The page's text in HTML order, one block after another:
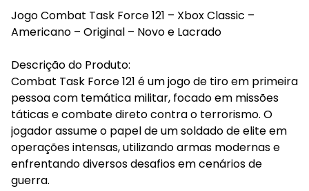
Jogo Combat Task Force 121 – Xbox Classic –
Americano – Original – Novo e Lacrado
Descrição do Produto:
Combat Task Force 121 é um jogo de tiro em primeira
pessoa com temática militar, focado em missões
táticas e combate direto contra o terrorismo. O
jogador assume o papel de um soldado de elite em
operações intensas, utilizando armas modernas e
enfrentando diversos desafios em cenários de
guerra.